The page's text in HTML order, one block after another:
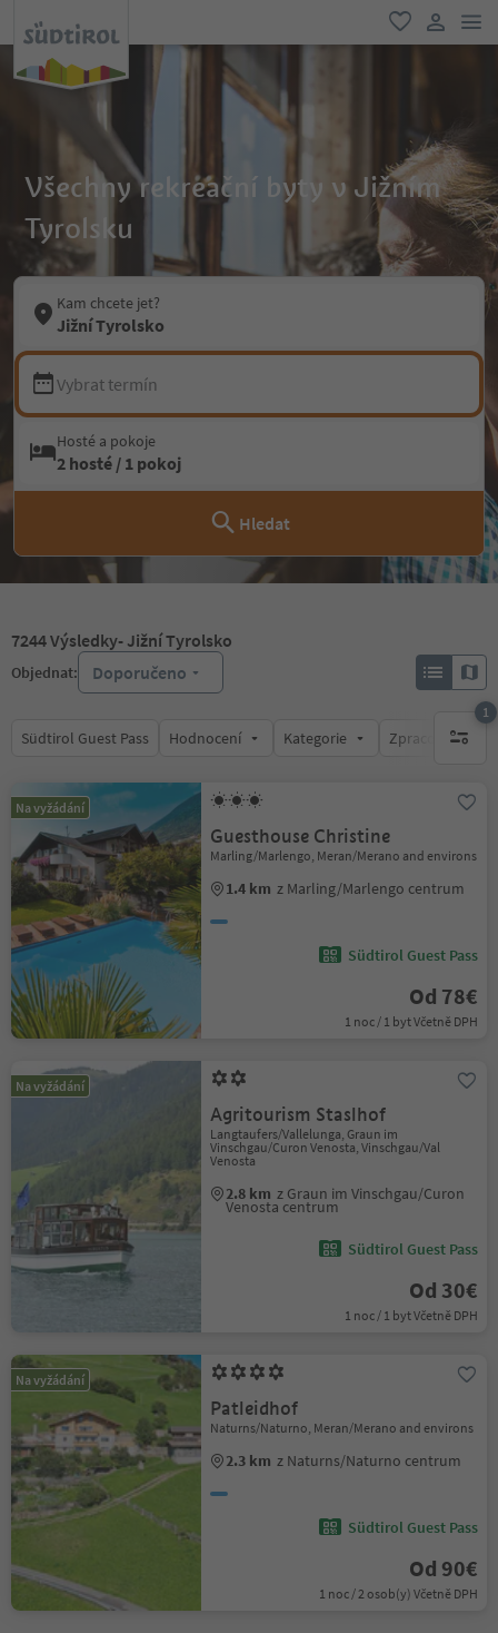
oblíbené
Všechny rekreační byty v Jižním
Tyrolsku
Kam chcete jet?
Jižní Tyrolsko
Vybrat termín
Hosté a pokoje
2 hosté / 1 pokoj
Hledat
7244Výsledky- Jižní Tyrolsko
Objednat: Doporučeno
Südtirol Guest Pass Hodnocení Kategorie Zpracovává
1
1
Na vyžádání
Guesthouse Christine
Marling/Marlengo, Meran/Merano and environs
1.4 km z Marling/Marlengo centrum
Südtirol Guest Pass
Od 78€
1 noc / 1 byt Včetně DPH
Na vyžádání
Agritourism Staslhof
Langtaufers/Vallelunga, Graun im
Vinschgau/Curon Venosta, Vinschgau/Val
Venosta
2.8 km z Graun im Vinschgau/Curon
Venosta centrum
Südtirol Guest Pass
Od 30€
1 noc / 1 byt Včetně DPH
Na vyžádání
Patleidhof
Naturns/Naturno, Meran/Merano and environs
2.3 km z Naturns/Naturno centrum
Südtirol Guest Pass
Od 90€
1 noc / 2 osob(y) Včetně DPH